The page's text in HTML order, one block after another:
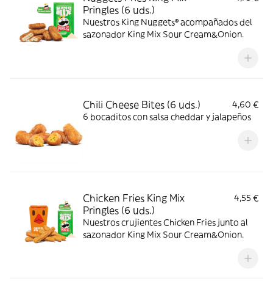
Pringles (6 uds.)
Nuestros King Nuggets® acompañados del
sazonador King Mix Sour Cream&Onion.
Chili Cheese Bites (6 uds.)
4,60 €
6 bocaditos con salsa cheddar y jalapeños
Chicken Fries King Mix
Pringles (6 uds.)
4,55 €
Nuestros crujientes Chicken Fries junto al
sazonador King Mix Sour Cream&Onion.